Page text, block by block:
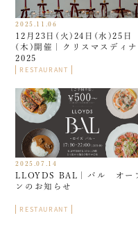
2025.11.06
12月23日(火)24日(水)25日
(木)開催｜クリスマスディナ
2025
RESTAURANT
2025.07.14
LLOYDS BAL｜バル オー
ンのお知らせ
RESTAURANT